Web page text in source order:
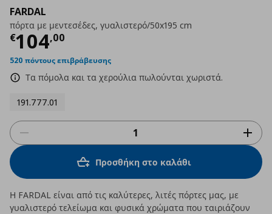
FARDAL
πόρτα με μεντεσέδες, γυαλιστερό/50x195 cm
€104,00
Τρέχουσα τιμή
520 πόντους επιβράβευσης
Τα πόμολα και τα χερούλια πωλούνται χωριστά.
191.777.01
Προσθήκη στο καλάθι
Η FARDAL είναι από τις καλύτερες, λιτές πόρτες μας, με
γυαλιστερό τελείωμα και φυσικά χρώματα που ταιριάζουν